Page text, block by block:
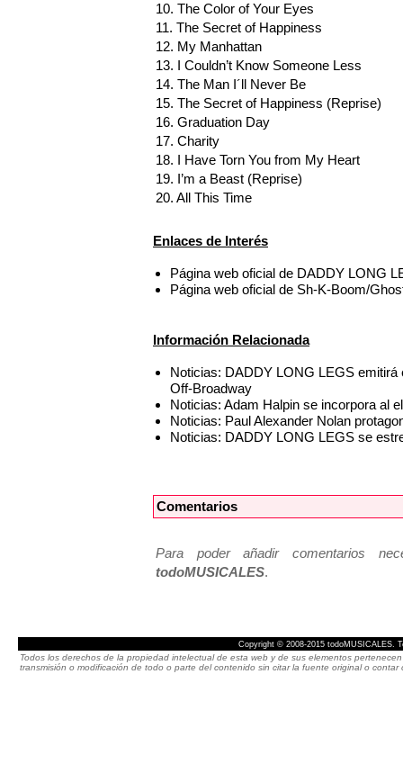
10. The Color of Your Eyes
11. The Secret of Happiness
12. My Manhattan
13. I Couldn’t Know Someone Less
14. The Man I´ll Never Be
15. The Secret of Happiness (Reprise)
16. Graduation Day
17. Charity
18. I Have Torn You from My Heart
19. I’m a Beast (Reprise)
20. All This Time
Enlaces de Interés
Página web oficial de DADDY LONG
Página web oficial de Sh-K-Boom/
Información Relacionada
Noticias: DADDY LONG LEGS
Off-Broadway
Noticias: Adam Halpin se incorpora al
Noticias: Paul Alexander Nolan
Noticias: DADDY LONG LEGS se
Comentarios
Para poder añadir comentarios
todoMUSICALES.
Copyright © 2008-2015 todoMUSICALES.
Todos los derechos de la propiedad intelectual de esta web y de sus elementos
transmisión o modificación de todo o parte del contenido sin citar la fuente original o